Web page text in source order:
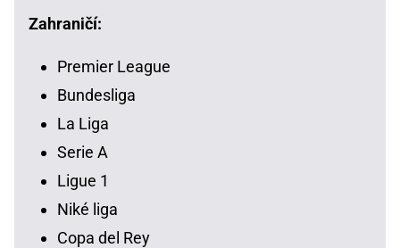
Zahraničí:
Premier League
Bundesliga
La Liga
Serie A
Ligue 1
Niké liga
Copa del Rey